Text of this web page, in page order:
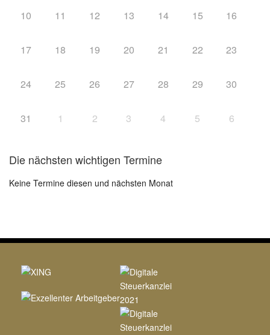
10 11 12 13 14 15 16
17 18 19 20 21 22 23
24 25 26 27 28 29 30
31 1 2 3 4 5 6
Die nächsten wichtigen Termine
Keine Termine diesen und nächsten Monat